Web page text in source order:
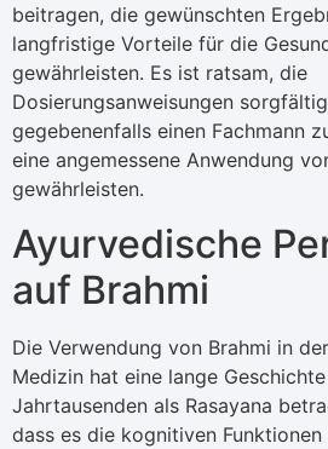
beitragen, die gewünschten
langfristige Vorteile für die
gewährleisten. Es ist ratsam, die
Dosierungsanweisungen
gegebenenfalls einen Fachmann
eine angemessene Anwendung
gewährleisten.
Ayurvedische
auf Brahmi
Die Verwendung von Brahmi in
Medizin hat eine lange
Jahrtausenden als Rasayana
dass es die kognitiven